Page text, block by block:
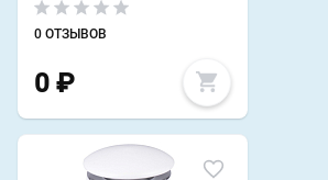
0 ОТЗЫВОВ
0 ₽